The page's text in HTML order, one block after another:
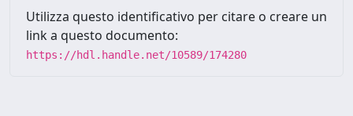
Utilizza questo identificativo per citare o creare un
link a questo documento:
https://hdl.handle.net/10589/174280